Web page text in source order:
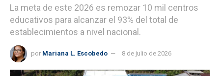
La meta de este 2026 es remozar 10 mil centros
educativos para alcanzar el 93% del total de
establecimientos a nivel nacional.
por Mariana L. Escobedo 8 de julio de 2026